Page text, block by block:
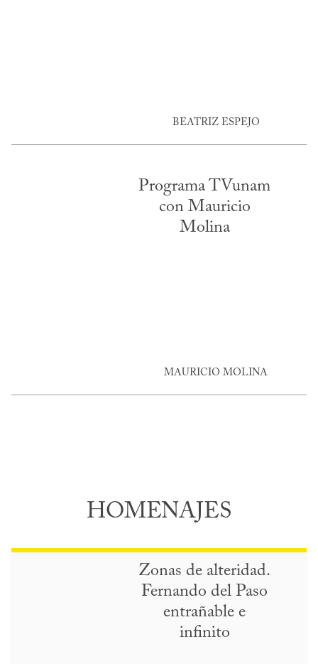
BEATRIZ ESPEJO
Programa TVunam
con Mauricio
Molina
MAURICIO MOLINA
HOMENAJES
Zonas de alteridad.
Fernando del Paso
entrañable e
infinito